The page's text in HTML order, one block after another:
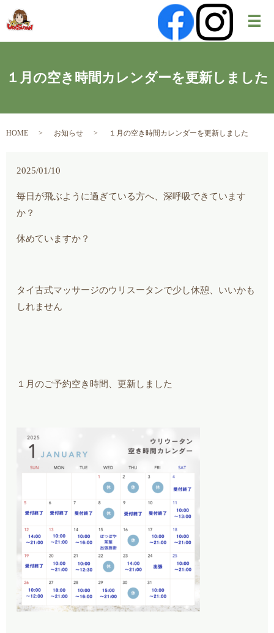
メ
１月の空き時間カレンダーを更新しました
HOME お知らせ １月の空き時間カレンダーを更新しました
2025/01/10
毎日が飛ぶように過ぎている方へ、深呼吸できています
か？
休めていますか？
タイ古式マッサージのウリスータンで少し休憩、いいかも
しれません
１月のご予約空き時間、更新しました